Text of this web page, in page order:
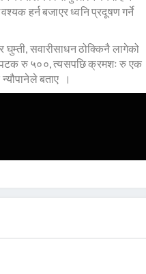
हर्न बजाएर ध्वनि प्रदूषण गर्ने
सवारीसाधन ठोक्किनै लागेको
रु ५००, त्यसपछि क्रमशः रु एक
बताए ।